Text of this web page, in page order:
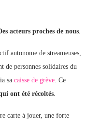
acteurs proches de nous
autonome de streameuses,
de personnes solidaires du
sa caisse de grève . Ce
ont été récoltés
carte à jouer, une forte